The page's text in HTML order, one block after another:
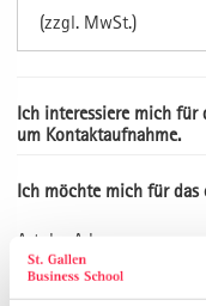
(zzgl. MwSt.)
Ich interessiere mich für
um Kontaktaufnahme.
Ich möchte mich für das
Art der Adresse
Kontaktdaten
Anrede*